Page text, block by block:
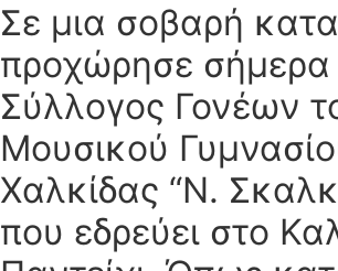
Σε μια σοβαρή
προχώρησε σήμερα
Σύλλογος Γονέων
Μουσικού
Χαλκίδας “Ν.
που εδρεύει στο